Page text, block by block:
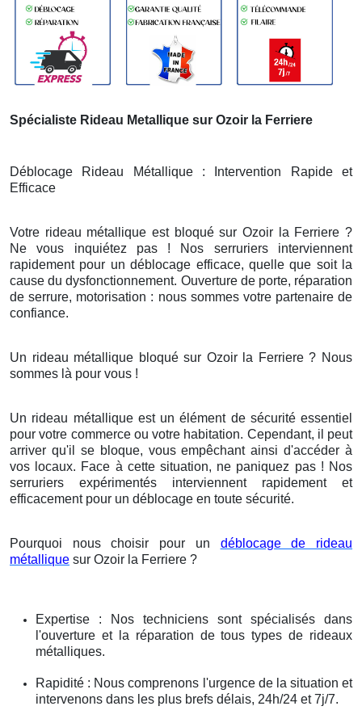
Spécialiste Rideau Metallique sur Ozoir la Ferriere
Déblocage Rideau Métallique : Intervention Rapide et
Efficace
Votre rideau métallique est bloqué sur Ozoir la Ferriere ?
Ne vous inquiétez pas ! Nos serruriers interviennent
rapidement pour un déblocage efficace, quelle que soit la
cause du dysfonctionnement. Ouverture de porte, réparation
de serrure, motorisation : nous sommes votre partenaire de
confiance.
Un rideau métallique bloqué sur Ozoir la Ferriere ? Nous
sommes là pour vous !
Un rideau métallique est un élément de sécurité essentiel
pour votre commerce ou votre habitation. Cependant, il peut
arriver qu'il se bloque, vous empêchant ainsi d'accéder à
vos locaux. Face à cette situation, ne paniquez pas ! Nos
serruriers expérimentés interviennent rapidement et
efficacement pour un déblocage en toute sécurité.
Pourquoi nous choisir pour un déblocage de rideau
métallique sur Ozoir la Ferriere ?
Expertise : Nos techniciens sont spécialisés dans
l'ouverture et la réparation de tous types de rideaux
métalliques.
Rapidité : Nous comprenons l'urgence de la situation et
intervenons dans les plus brefs délais, 24h/24 et 7j/7.